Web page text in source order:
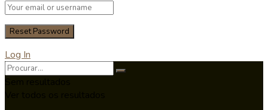
Log In